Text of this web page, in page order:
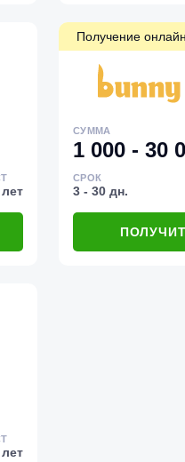
Получение онлайн
СУММА
1 000 - 30
СРОК
3 - 30 дн.